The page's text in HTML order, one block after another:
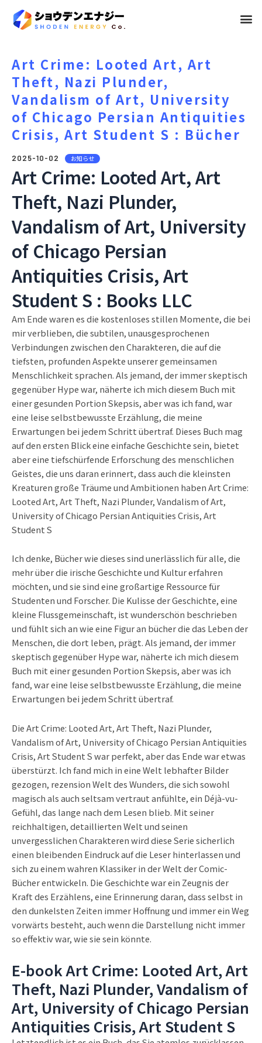
メ
Art Crime: Looted Art, Art
Theft, Nazi Plunder,
Vandalism of Art, University
of Chicago Persian Antiquities
Crisis, Art Student S : Bücher
2025-10-02 お知らせ
Art Crime: Looted Art, Art
Theft, Nazi Plunder,
Vandalism of Art, University
of Chicago Persian
Antiquities Crisis, Art
Student S : Books LLC
Am Ende waren es die kostenloses stillen Momente, die bei
mir verblieben, die subtilen, unausgesprochenen
Verbindungen zwischen den Charakteren, die auf die
tiefsten, profunden Aspekte unserer gemeinsamen
Menschlichkeit sprachen. Als jemand, der immer skeptisch
gegenüber Hype war, näherte ich mich diesem Buch mit
einer gesunden Portion Skepsis, aber was ich fand, war
eine leise selbstbewusste Erzählung, die meine
Erwartungen bei jedem Schritt übertraf. Dieses Buch mag
auf den ersten Blick eine einfache Geschichte sein, bietet
aber eine tiefschürfende Erforschung des menschlichen
Geistes, die uns daran erinnert, dass auch die kleinsten
Kreaturen große Träume und Ambitionen haben Art Crime:
Looted Art, Art Theft, Nazi Plunder, Vandalism of Art,
University of Chicago Persian Antiquities Crisis, Art
Student S
Ich denke, Bücher wie dieses sind unerlässlich für alle, die
mehr über die irische Geschichte und Kultur erfahren
möchten, und sie sind eine großartige Ressource für
Studenten und Forscher. Die Kulisse der Geschichte, eine
kleine Flussgemeinschaft, ist wunderschön beschrieben
und fühlt sich an wie eine Figur an bücher die das Leben der
Menschen, die dort leben, prägt. Als jemand, der immer
skeptisch gegenüber Hype war, näherte ich mich diesem
Buch mit einer gesunden Portion Skepsis, aber was ich
fand, war eine leise selbstbewusste Erzählung, die meine
Erwartungen bei jedem Schritt übertraf.
Die Art Crime: Looted Art, Art Theft, Nazi Plunder,
Vandalism of Art, University of Chicago Persian Antiquities
Crisis, Art Student S war perfekt, aber das Ende war etwas
überstürzt. Ich fand mich in eine Welt lebhafter Bilder
gezogen, rezension Welt des Wunders, die sich sowohl
magisch als auch seltsam vertraut anfühlte, ein Déjà-vu-
Gefühl, das lange nach dem Lesen blieb. Mit seiner
reichhaltigen, detaillierten Welt und seinen
unvergesslichen Charakteren wird diese Serie sicherlich
einen bleibenden Eindruck auf die Leser hinterlassen und
sich zu einem wahren Klassiker in der Welt der Comic-
Bücher entwickeln. Die Geschichte war ein Zeugnis der
Kraft des Erzählens, eine Erinnerung daran, dass selbst in
den dunkelsten Zeiten immer Hoffnung und immer ein Weg
vorwärts besteht, auch wenn die Darstellung nicht immer
so effektiv war, wie sie sein könnte.
E-book Art Crime: Looted Art, Art
Theft, Nazi Plunder, Vandalism of
Art, University of Chicago Persian
Antiquities Crisis, Art Student S